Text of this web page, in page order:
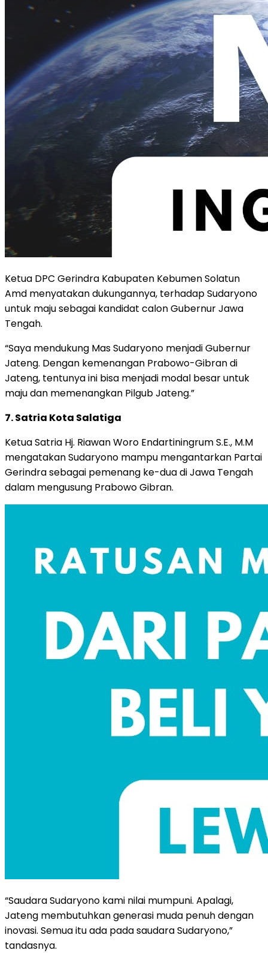
Ketua DPC Gerindra Kabupaten Kebumen Solatun
Amd menyatakan dukungannya, terhadap Sudaryono
untuk maju sebagai kandidat calon Gubernur Jawa
Tengah.
“Saya mendukung Mas Sudaryono menjadi Gubernur
Jateng. Dengan kemenangan Prabowo-Gibran di
Jateng, tentunya ini bisa menjadi modal besar untuk
maju dan memenangkan Pilgub Jateng.”
7. Satria Kota Salatiga
Ketua Satria Hj. Riawan Woro Endartiningrum S.E., M.M
mengatakan Sudaryono mampu mengantarkan Partai
Gerindra sebagai pemenang ke-dua di Jawa Tengah
dalam mengusung Prabowo Gibran.
“Saudara Sudaryono kami nilai mumpuni. Apalagi,
Jateng membutuhkan generasi muda penuh dengan
inovasi. Semua itu ada pada saudara Sudaryono,”
tandasnya.